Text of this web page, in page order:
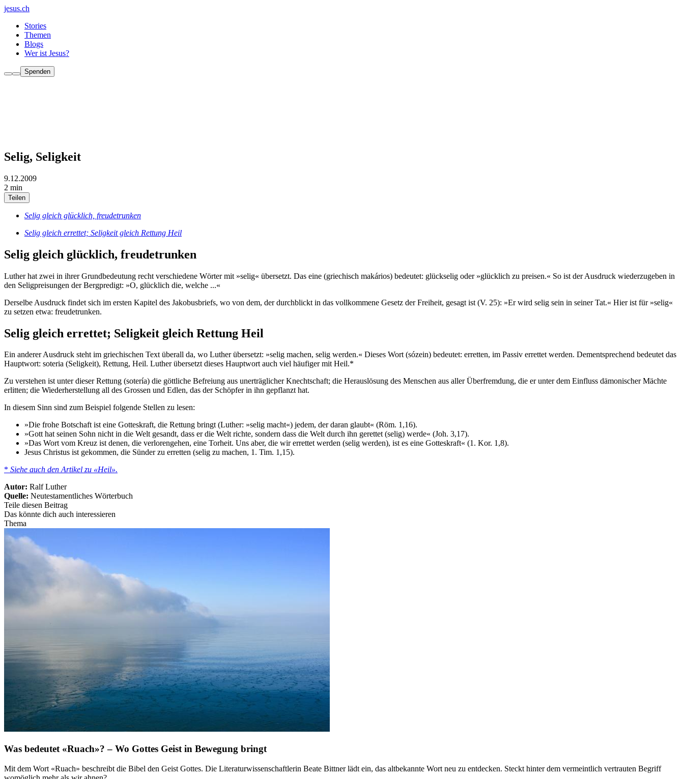
jesus.ch
Stories
Themen
Blogs
Wer ist Jesus?
Spenden
Selig, Seligkeit
9.12.2009
2 min
Teilen
Selig gleich glücklich, freudetrunken
Selig gleich errettet; Seligkeit gleich Rettung Heil
Selig gleich glücklich, freudetrunken
Luther hat zwei in ihrer Grundbedeutung recht verschiedene Wörter mit »selig« übersetzt. Das eine (griechisch makários) bedeutet: glückselig oder »glücklich zu preisen.« So ist der Ausdruck wiederzugeben in
den Seligpreisungen der Bergpredigt: »O, glücklich die, welche ...«
Derselbe Ausdruck findet sich im ersten Kapitel des Jakobusbriefs, wo von dem, der durchblickt in das vollkommene Gesetz der Freiheit, gesagt ist (V. 25): »Er wird selig sein in seiner Tat.« Hier ist für »selig«
zu setzen etwa: freudetrunken.
Selig gleich errettet; Seligkeit gleich Rettung Heil
Ein anderer Ausdruck steht im griechischen Text überall da, wo Luther übersetzt: »selig machen, selig werden.« Dieses Wort (sózein) bedeutet: erretten, im Passiv errettet werden. Dementsprechend bedeutet das
Hauptwort: soteria (Seligkeit), Rettung, Heil. Luther übersetzt dieses Hauptwort auch viel häufiger mit Heil.*
Zu verstehen ist unter dieser Rettung (sotería) die göttliche Befreiung aus unerträglicher Knechtschaft; die Herauslösung des Menschen aus aller Überfremdung, die er unter dem Einfluss dämonischer Mächte
erlitten; die Wiederherstellung all des Grossen und Edlen, das der Schöpfer in ihn gepflanzt hat.
In diesem Sinn sind zum Beispiel folgende Stellen zu lesen:
»Die frohe Botschaft ist eine Gotteskraft, die Rettung bringt (Luther: »selig macht«) jedem, der daran glaubt« (Röm. 1,16).
»Gott hat seinen Sohn nicht in die Welt gesandt, dass er die Welt richte, sondern dass die Welt durch ihn gerettet (selig) werde« (Joh. 3,17).
»Das Wort vom Kreuz ist denen, die verlorengehen, eine Torheit. Uns aber, die wir errettet werden (selig werden), ist es eine Gotteskraft« (1. Kor. 1,8).
Jesus Christus ist gekommen, die Sünder zu erretten (selig zu machen, 1. Tim. 1,15).
* Siehe auch den Artikel zu «Heil».
Autor: Ralf Luther
Quelle: Neutestamentliches Wörterbuch
Teile diesen Beitrag
Das könnte dich auch interessieren
Thema
Was bedeutet «Ruach»? – Wo Gottes Geist in Bewegung bringt
Mit dem Wort «Ruach» beschreibt die Bibel den Geist Gottes. Die Literaturwissenschaftlerin Beate Bittner lädt ein, das altbekannte Wort neu zu entdecken. Steckt hinter dem vermeintlich vertrauten Begriff